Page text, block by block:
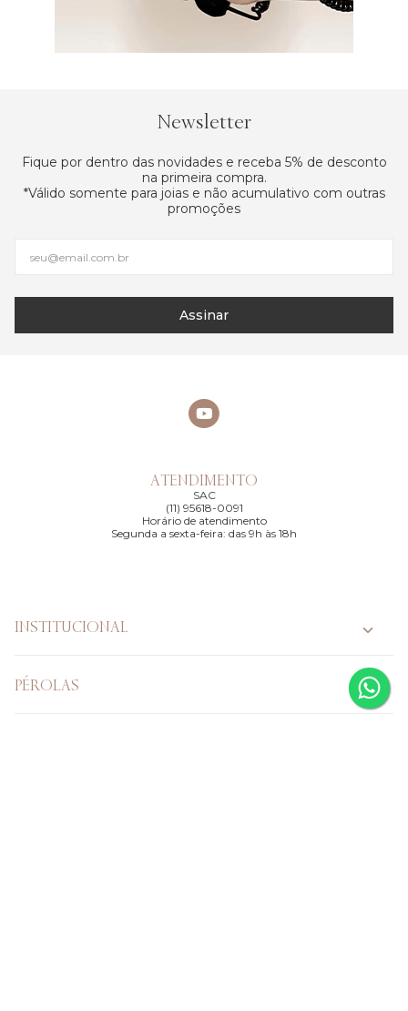
Newsletter
Fique por dentro das novidades e receba 5% de desconto
na primeira compra.
*Válido somente para joias e não acumulativo com outras
promoções
Assinar
ATENDIMENTO
SAC
(11) 95618-0091
Horário de atendimento
Segunda a sexta-feira: das 9h às 18h
INSTITUCIONAL
PÉROLAS